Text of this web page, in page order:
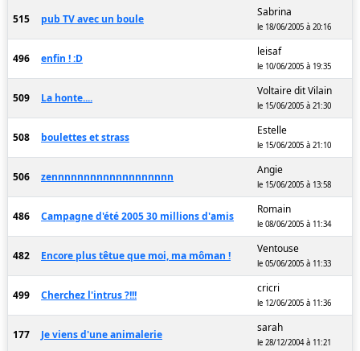
515 pub TV avec un boule
Sabrina
le 18/06/2005 à 20:16
496 enfin ! :D
leisaf
le 10/06/2005 à 19:35
509 La honte....
Voltaire dit Vilain
le 15/06/2005 à 21:30
508 boulettes et strass
Estelle
le 15/06/2005 à 21:10
506 zennnnnnnnnnnnnnnnnnn
Angie
le 15/06/2005 à 13:58
486 Campagne d'été 2005 30 millions d'amis
Romain
le 08/06/2005 à 11:34
482 Encore plus têtue que moi, ma môman !
Ventouse
le 05/06/2005 à 11:33
499 Cherchez l'intrus ?!!!
cricri
le 12/06/2005 à 11:36
177 Je viens d'une animalerie
sarah
le 28/12/2004 à 11:21